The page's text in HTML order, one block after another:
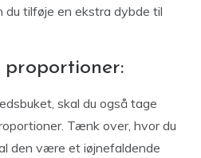
du tilføje en ekstra dybde til
proportioner:
skal du også tage
Tænk over, hvor du
den være et iøjnefaldende